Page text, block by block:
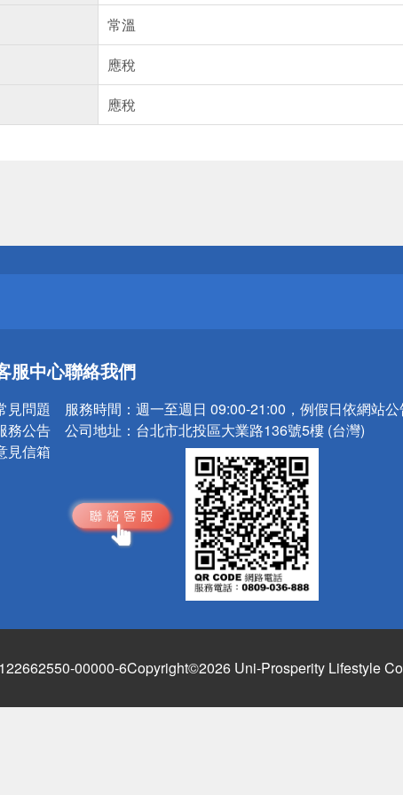
常溫
應稅
應稅
小心！
小心！
服中心
見問題
務公告
見信箱
聯絡我們
服務時間： 週一至週日 09:00-21:00，例假日依網站
公司地址： 台北市北投區大業路136號5樓 (台灣)
00000-6Copyright©2026 Uni-Prosperity Lifestyle